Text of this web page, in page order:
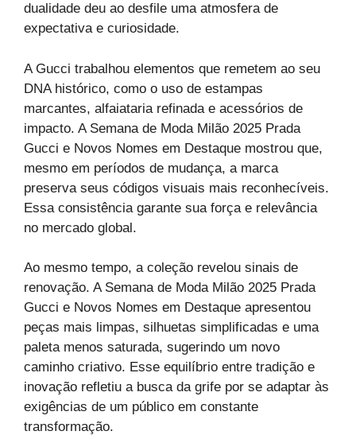
dualidade deu ao desfile uma atmosfera de
expectativa e curiosidade.
A Gucci trabalhou elementos que remetem ao seu
DNA histórico, como o uso de estampas
marcantes, alfaiataria refinada e acessórios de
impacto. A Semana de Moda Milão 2025 Prada
Gucci e Novos Nomes em Destaque mostrou que,
mesmo em períodos de mudança, a marca
preserva seus códigos visuais mais reconhecíveis.
Essa consistência garante sua força e relevância
no mercado global.
Ao mesmo tempo, a coleção revelou sinais de
renovação. A Semana de Moda Milão 2025 Prada
Gucci e Novos Nomes em Destaque apresentou
peças mais limpas, silhuetas simplificadas e uma
paleta menos saturada, sugerindo um novo
caminho criativo. Esse equilíbrio entre tradição e
inovação refletiu a busca da grife por se adaptar às
exigências de um público em constante
transformação.